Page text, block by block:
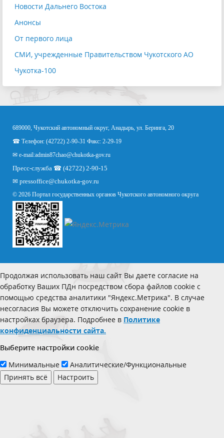
Новости Дальнего Востока
Анонсы
От первого лица
СМИ, учрежденные Правительством Чукотского АО
Чукотка-100
689000, Чукотский автономный округ, Анадырь, ул. Беринга, 20
☎ Телефон: (42722) 2-90-31 Факс: 2-29-19
✉ e-mail:admin87chao@chukotka-gov.ru
Пресс-служба ☎ (42722) 2-90-15
✉ pressoffice@chukotka-gov.ru
© 2026 Портал государственных органов Чукотского автономного округа
Продолжая использовать наш сайт Вы даете согласие на
обработку Ваших ПДн посредством сбора файлов cookie с
помощью средства аналитики "Яндекс.Метрика". В случае
несогласия Вы можете отключить сохранение cookie в
настройках браузера. Подробнее в Политике
конфиденциальности сайта.
Выберите настройки cookie
Минимальные
Аналитические/Функциональные
Принять всё
Настроить